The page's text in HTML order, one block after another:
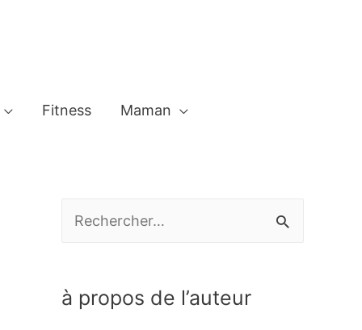
Fitness Maman
h
à propos de l’auteur